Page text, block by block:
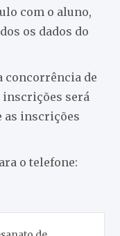
com o aluno,
os dados do
concorrência de
inscrições será
as inscrições
o telefone: